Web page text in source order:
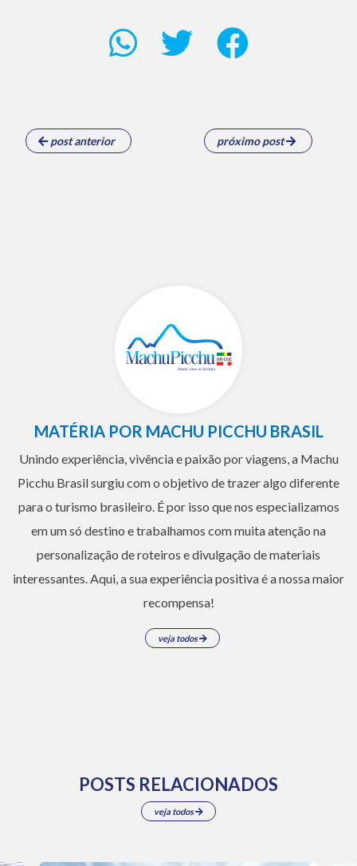
post anterior próximo post
MATÉRIA POR MACHU PICCHU BRASIL
Unindo experiência, vivência e paixão por viagens, a Machu
Picchu Brasil surgiu com o objetivo de trazer algo diferente
para o turismo brasileiro. É por isso que nos especializamos
em um só destino e trabalhamos com muita atenção na
personalização de roteiros e divulgação de materiais
interessantes. Aqui, a sua experiência positiva é a nossa maior
recompensa!
veja todos
POSTS RELACIONADOS
veja todos